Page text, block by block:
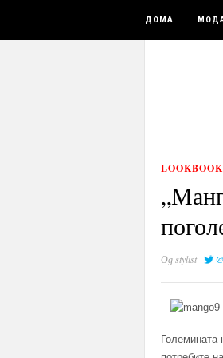
ДОМА
LOOKBOOK
Одstylist
Големината